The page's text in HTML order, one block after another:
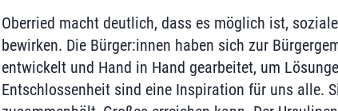
Oberried macht deutlich, dass es möglich ist,
bewirken. Die Bürger:innen haben sich zur
entwickelt und Hand in Hand gearbeitet, um
Entschlossenheit sind eine Inspiration für uns alle.